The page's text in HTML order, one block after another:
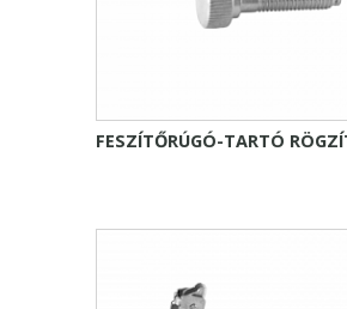
FESZÍTŐRÚGÓ-TARTÓ